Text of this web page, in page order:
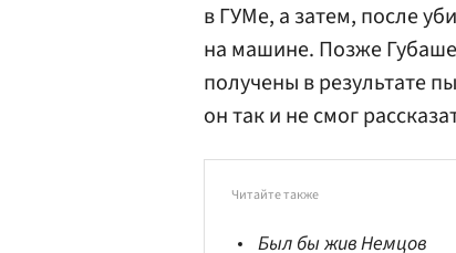
в ГУМе, а затем, после
на машине. Позже
получены в результате
он так и не смог
Читайте также
Был бы жив Немцов